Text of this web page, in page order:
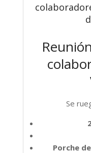
Se
Porche